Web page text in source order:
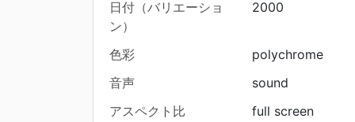
日付（バリエーショ
ン）
2000
色彩
polychrome
音声
sound
アスペクト比
full screen